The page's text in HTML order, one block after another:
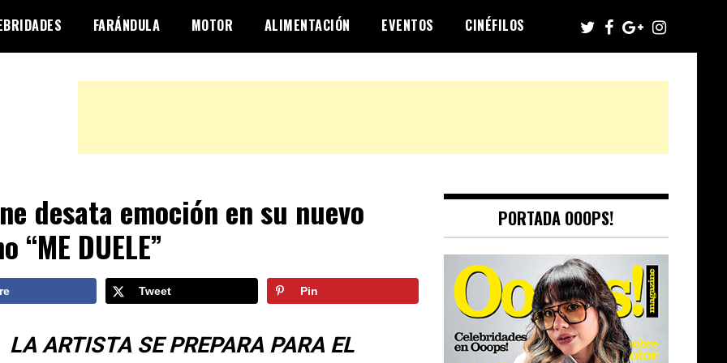
FARÁNDULA MOTOR ALIMENTACIÓN EVENTOS CINÉFILOS
desata emoción en su nuevo
“ME DUELE”
Tweet Pin
LA ARTISTA SE PREPARA PARA EL
PORTADA OOOPS!